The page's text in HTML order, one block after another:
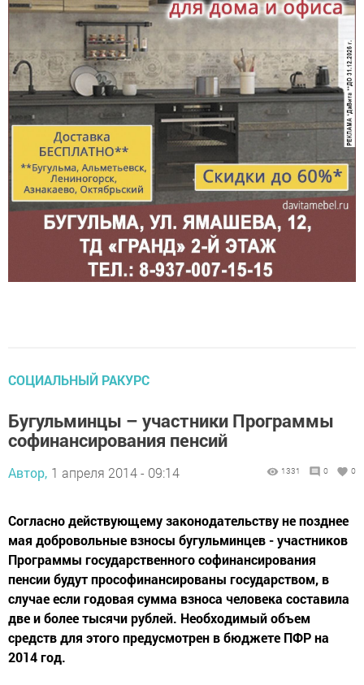
СОЦИАЛЬНЫЙ РАКУРС
Бугульминцы – участники Программы
софинансирования пенсий
Автор, 1 апреля 2014 - 09:14 1331 0 0
Согласно действующему законодательству не позднее
мая добровольные взносы бугульминцев - участников
Программы государственного софинансирования
пенсии будут прософинансированы государством, в
случае если годовая сумма взноса человека составила
две и более тысячи рублей. Необходимый объем
средств для этого предусмотрен в бюджете ПФР на
2014 год.